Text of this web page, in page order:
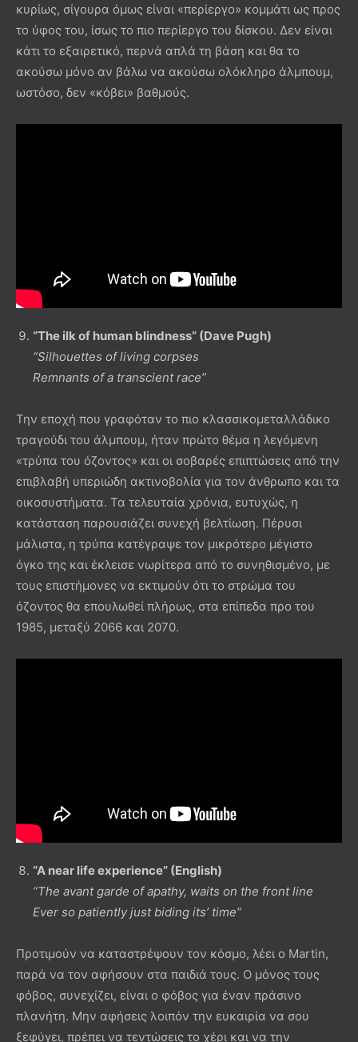
κυρίως, σίγουρα όμως είναι «περίεργο» κομμάτι ως προς
το ύφος του, ίσως το πιο περίεργο του δίσκου. Δεν είναι
κάτι το εξαιρετικό, περνά απλά τη βάση και θα το
ακούσω μόνο αν βάλω να ακούσω ολόκληρο άλμπουμ,
ωστόσο, δεν «κόβει» βαθμούς.
“The ilk of human blindness” (Dave Pugh)
“Silhouettes of living corpses
Remnants of a transcient race”
Την εποχή που γραφόταν το πιο κλασσικομεταλλάδικο
τραγούδι του άλμπουμ, ήταν πρώτο θέμα η λεγόμενη
«τρύπα του όζοντος» και οι σοβαρές επιπτώσεις από την
επιβλαβή υπεριώδη ακτινοβολία για τον άνθρωπο και τα
οικοσυστήματα. Τα τελευταία χρόνια, ευτυχώς, η
κατάσταση παρουσιάζει συνεχή βελτίωση. Πέρυσι
μάλιστα, η τρύπα κατέγραψε τον μικρότερο μέγιστο
όγκο της και έκλεισε νωρίτερα από το συνηθισμένο, με
τους επιστήμονες να εκτιμούν ότι το στρώμα του
όζοντος θα επουλωθεί πλήρως, στα επίπεδα προ του
1985, μεταξύ 2066 και 2070.
“A near life experience” (English)
“The avant garde of apathy, waits on the front line
Ever so patiently just biding its’ time”
Προτιμούν να καταστρέψουν τον κόσμο, λέει ο Martin,
παρά να τον αφήσουν στα παιδιά τους. Ο μόνος τους
φόβος, συνεχίζει, είναι ο φόβος για έναν πράσινο
πλανήτη. Μην αφήσεις λοιπόν την ευκαιρία να σου
ξεφύγει, πρέπει να τεντώσεις το χέρι και να την